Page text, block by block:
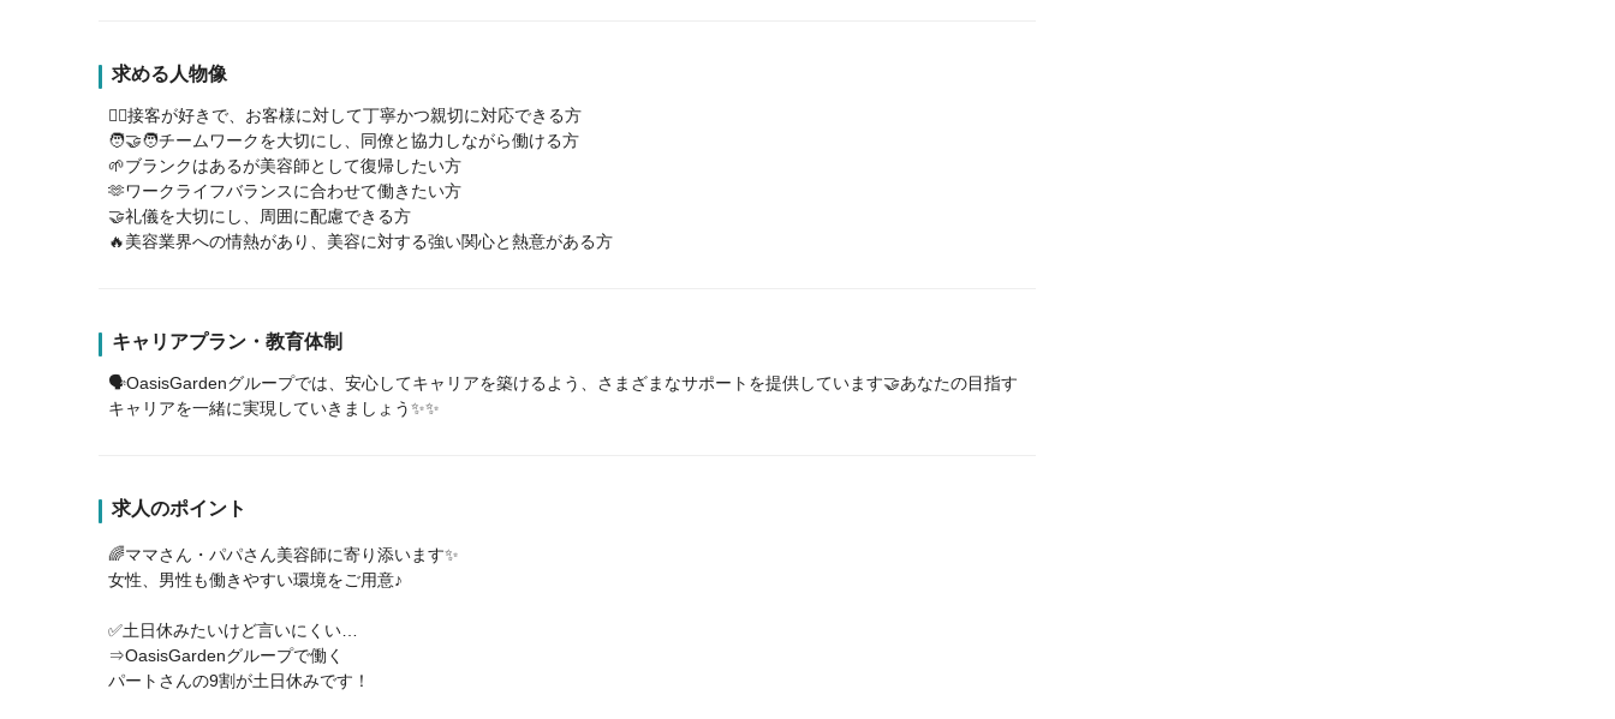
求める人物像
💇‍♀️接客が好きで、お客様に対して丁寧かつ親切に対応できる方
🧑‍🤝‍🧑チームワークを大切にし、同僚と協力しながら働ける方
🌱ブランクはあるが美容師として復帰したい方
🫶ワークライフバランスに合わせて働きたい方
🤝礼儀を大切にし、周囲に配慮できる方
🔥美容業界への情熱があり、美容に対する強い関心と熱意がある方
キャリアプラン・教育体制
🗣️OasisGardenグループでは、安心してキャリアを築けるよう、さまざまなサポートを提供しています🤝あなたの目指す
キャリアを一緒に実現していきましょう✨✨
求人のポイント
🌈ママさん・パパさん美容師に寄り添います✨
女性、男性も働きやすい環境をご用意♪
✅土日休みたいけど言いにくい…
⇒OasisGardenグループで働く
パートさんの9割が土日休みです！